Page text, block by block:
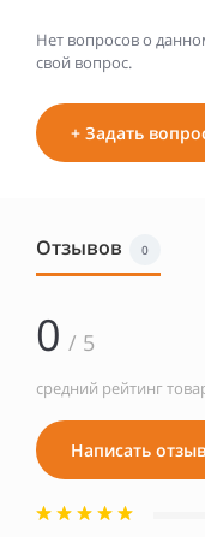
Нет вопросов о
свой вопрос.
+ Задать
Отзывов 0
0 / 5
средний рейтинг
Написать отзыв